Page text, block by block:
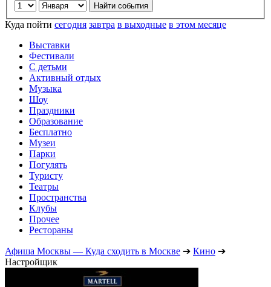
Куда пойти сегодня завтра в выходные в этом месяце
Выставки
Фестивали
С детьми
Активный отдых
Музыка
Шоу
Праздники
Образование
Бесплатно
Музеи
Парки
Погулять
Туристу
Театры
Пространства
Клубы
Прочее
Рестораны
Афиша Москвы — Куда сходить в Москве ➔ Кино ➔
Настройщик